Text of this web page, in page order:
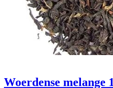
Woerdense melange